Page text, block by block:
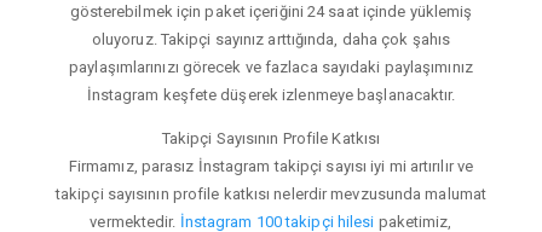
gösterebilmek için paket içeriğini 24 saat içinde yüklemiş
oluyoruz. Takipçi sayınız arttığında, daha çok şahıs
paylaşımlarınızı görecek ve fazlaca sayıdaki paylaşımınız
İnstagram keşfete düşerek izlenmeye başlanacaktır.
Takipçi Sayısının Profile Katkısı
Firmamız, parasız İnstagram takipçi sayısı iyi mi artırılır ve
takipçi sayısının profile katkısı nelerdir mevzusunda malumat
vermektedir. İnstagram 100 takipçi hilesi paketimiz,